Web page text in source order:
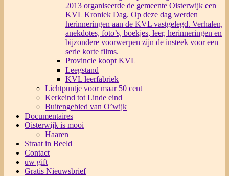
2013 organiseerde de gemeente Oisterwijk een
KVL Kroniek Dag. Op deze dag werden
herinneringen aan de KVL vastgelegd. Verhalen,
anekdotes, foto’s, boekjes, leer, herinneringen en
bijzondere voorwerpen zijn de insteek voor een
serie korte films.
Provincie koopt KVL
Leegstand
KVL leerfabriek
Lichtpuntje voor maar 50 cent
Kerkeind tot Linde eind
Buitengebied van O’wijk
Documentaires
Oisterwijk is mooi
Haaren
Straat in Beeld
Contact
uw gift
Gratis Nieuwsbrief